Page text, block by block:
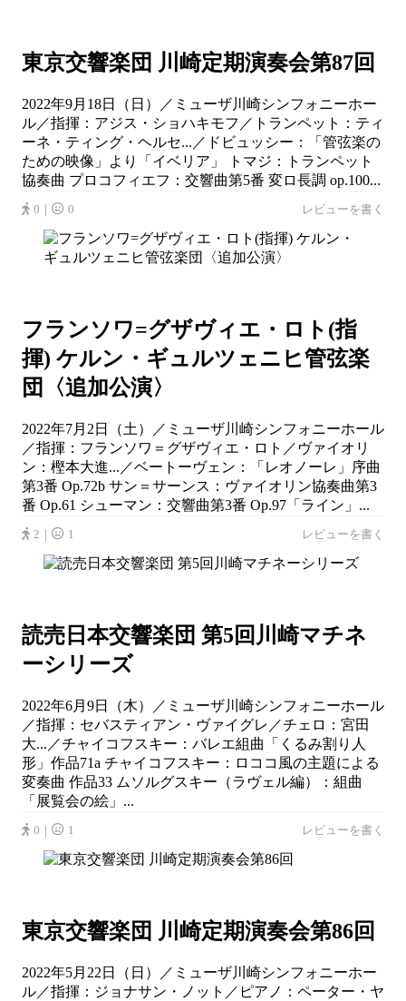
東京交響楽団 川崎定期演奏会第87回
2022年9月18日（日）／ミューザ川崎シンフォニーホー
ル／指揮：アジス・ショハキモフ／トランペット：ティ
ーネ・ティング・ヘルセ...／ドビュッシー：「管弦楽の
ための映像」より「イベリア」 トマジ：トランペット
協奏曲 プロコフィエフ：交響曲第5番 変ロ長調 op.100...
0｜ 0 レビューを書く
フランソワ=グザヴィエ・ロト(指
揮) ケルン・ギュルツェニヒ管弦楽
団〈追加公演〉
2022年7月2日（土）／ミューザ川崎シンフォニーホール
／指揮：フランソワ＝グザヴィエ・ロト／ヴァイオリ
ン：樫本大進...／ベートーヴェン：「レオノーレ」序曲
第3番 Op.72b サン＝サーンス：ヴァイオリン協奏曲第3
番 Op.61 シューマン：交響曲第3番 Op.97「ライン」...
2｜ 1 レビューを書く
読売日本交響楽団 第5回川崎マチネ
ーシリーズ
2022年6月9日（木）／ミューザ川崎シンフォニーホール
／指揮：セバスティアン・ヴァイグレ／チェロ：宮田
大...／チャイコフスキー：バレエ組曲「くるみ割り人
形」作品71a チャイコフスキー：ロココ風の主題による
変奏曲 作品33 ムソルグスキー（ラヴェル編）：組曲
「展覧会の絵」...
0｜ 1 レビューを書く
東京交響楽団 川崎定期演奏会第86回
2022年5月22日（日）／ミューザ川崎シンフォニーホー
ル／指揮：ジョナサン・ノット／ピアノ：ペーター・ヤ